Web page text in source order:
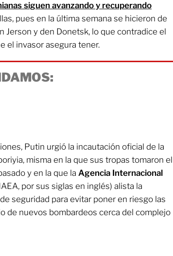
siguen avanzando y recuperando
pues en la última semana se hicieron de
Jerson y den Donetsk, lo que contradice el
el invasor asegura tener.
Putin urgió la incautación oficial de la
misma en la que sus tropas tomaron el
y en la que la Agencia Internacional
por sus siglas en inglés) alista la
seguridad para evitar poner en riesgo las
de nuevos bombardeos cerca del complejo